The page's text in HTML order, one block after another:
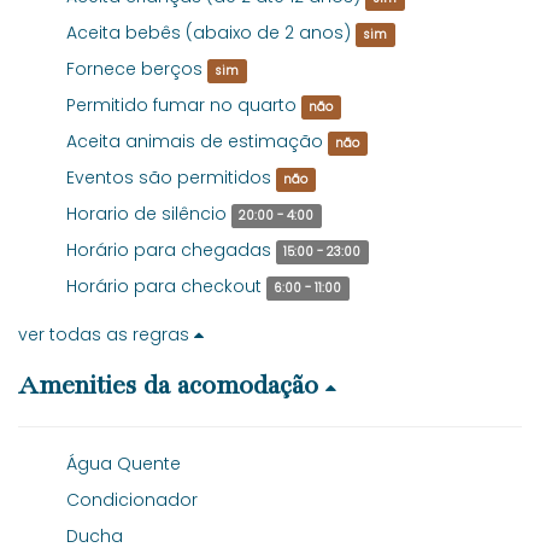
Aceita bebês (abaixo de 2 anos) sim
Fornece berços sim
Permitido fumar no quarto não
Aceita animais de estimação não
Eventos são permitidos não
Horario de silêncio 20:00 - 4:00
Horário para chegadas 15:00 - 23:00
Horário para checkout 6:00 - 11:00
ver todas as regras
Amenities da acomodação
Água Quente
Condicionador
Ducha